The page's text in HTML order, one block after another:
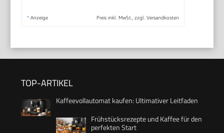
* Anzeige Preis inkl. MwSt., zzgl. Versandkosten
TOP-ARTIKEL
Kaffeevollautomat kaufen: Ultimativer Leitfaden
Frühstücksrezepte und Kaffee für den
perfekten Start